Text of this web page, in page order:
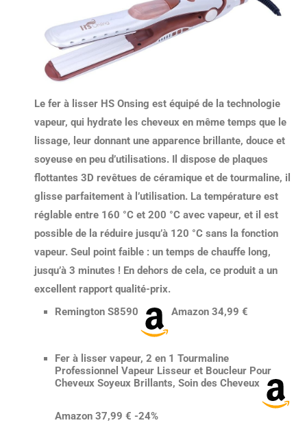
Le fer à lisser HS Onsing est équipé de la technologie
vapeur, qui hydrate les cheveux en même temps que le
lissage, leur donnant une apparence brillante, douce et
soyeuse en peu d’utilisations. Il dispose de plaques
flottantes 3D revêtues de céramique et de tourmaline, il
glisse parfaitement à l’utilisation. La température est
réglable entre 160 °C et 200 °C avec vapeur, et il est
possible de la réduire jusqu’à 120 °C sans la fonction
vapeur. Seul point faible : un temps de chauffe long,
jusqu’à 3 minutes ! En dehors de cela, ce produit a un
excellent rapport qualité-prix.
Remington S8590
Amazon 34,99 €
Fer à lisser vapeur, 2 en 1 Tourmaline
Professionnel Vapeur Lisseur et Boucleur Pour
Cheveux Soyeux Brillants, Soin des Cheveux
Amazon 37,99 € -24%